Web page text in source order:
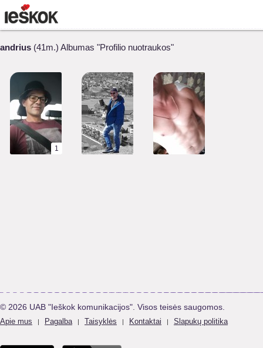
andrius (41m.) Albumas "Profilio nuotraukos"
1
© 2026 UAB "Ieškok komunikacijos". Visos teisės saugomos.
Apie mus | Pagalba | Taisyklės | Kontaktai | Slapukų politika